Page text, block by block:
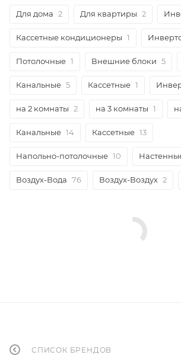
Для дома 2 Для квартиры 2
Кассетные кондиционеры 1
Потолочные 1 Внешние блоки 5
Канальные 5 Кассетные 1
на 2 комнаты 2 на 3 комнаты 1
Канальные 14 Кассетные 13
Напольно-потолочные 10
Воздух-Вода 76 Воздух-Воздух 2
СПИСОК БРЕНДОВ